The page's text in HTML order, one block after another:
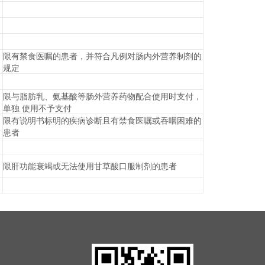
限有禁食医嘱的患者，并符合凡例对肠内外营养制剂的
规定
限与脂肪乳、氨基酸等肠外营养药物配合使用时支付，
单独 使用不予支付
限有说明书标明的疾病诊断且有禁食医嘱或吞咽困难的
患者
限肝功能衰竭或无法使用甘草酸口服制剂的患者